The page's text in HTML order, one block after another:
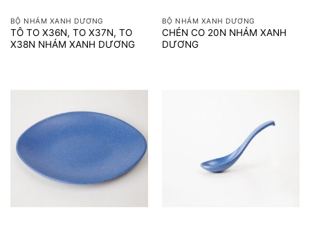
BỘ NHÁM XANH DƯƠNG
TÔ TO X36N, TO X37N, TO
X38N NHÁM XANH DƯƠNG
BỘ NHÁM XANH DƯƠNG
CHÉN CO 20N NHÁM XANH
DƯƠNG